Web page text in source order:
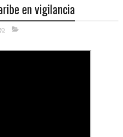
en vigilancia